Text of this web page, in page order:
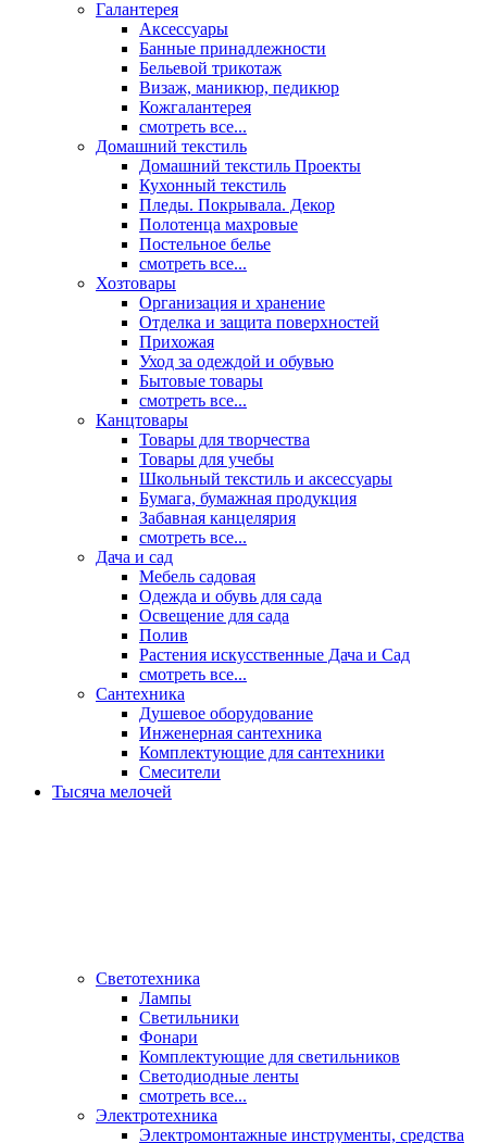
Галантерея
Аксессуары
Банные принадлежности
Бельевой трикотаж
Визаж, маникюр, педикюр
Кожгалантерея
смотреть все...
Домашний текстиль
Домашний текстиль Проекты
Кухонный текстиль
Пледы. Покрывала. Декор
Полотенца махровые
Постельное белье
смотреть все...
Хозтовары
Организация и хранение
Отделка и защита поверхностей
Прихожая
Уход за одеждой и обувью
Бытовые товары
смотреть все...
Канцтовары
Товары для творчества
Товары для учебы
Школьный текстиль и аксессуары
Бумага, бумажная продукция
Забавная канцелярия
смотреть все...
Дача и сад
Мебель садовая
Одежда и обувь для сада
Освещение для сада
Полив
Растения искусственные Дача и Сад
смотреть все...
Сантехника
Душевое оборудование
Инженерная сантехника
Комплектующие для сантехники
Смесители
Тысяча мелочей
Светотехника
Лампы
Светильники
Фонари
Комплектующие для светильников
Светодиодные ленты
смотреть все...
Электротехника
Электромонтажные инструменты, средства